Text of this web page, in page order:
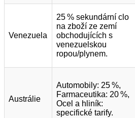
Venezuela
25 % sekundární clo
na zboží ze zemí
obchodujících s
venezuelskou
ropou/plynem.
Austrálie
Automobily: 25 %,
Farmaceutika: 20 %,
Ocel a hliník:
specifické tarify.